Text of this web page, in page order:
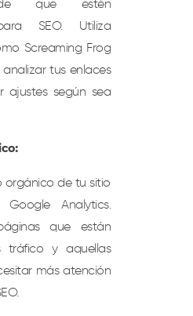
de que estén
SEO. Utiliza
Screaming Frog
tus enlaces
ajustes según sea
orgánico de tu sitio
Analytics.
que están
tráfico y aquellas
más atención